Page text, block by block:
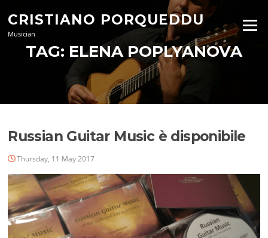
content
CRISTIANO PORQUEDDU
Musician
Menu
TAG: ELENA POPLYANOVA
Russian Guitar Music è disponibile
Thursday, 11 May 2017